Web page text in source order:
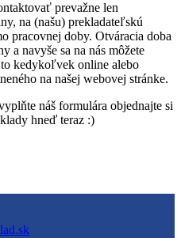
prevažne len
na (našu) prekladateľskú
pracovnej doby. Otváracia doba
a navyše sa na nás môžete
kedykoľvek online alebo
na našej webovej stránke.
náš formulára objednajte si
hneď teraz :)